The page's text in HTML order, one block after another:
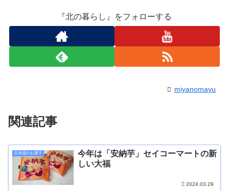
『北の暮らし』をフォローする
miyanomayu
関連記事
北海道のお菓子
今年は「安納芋」セイコーマートの新
しい大福
2024.03.29